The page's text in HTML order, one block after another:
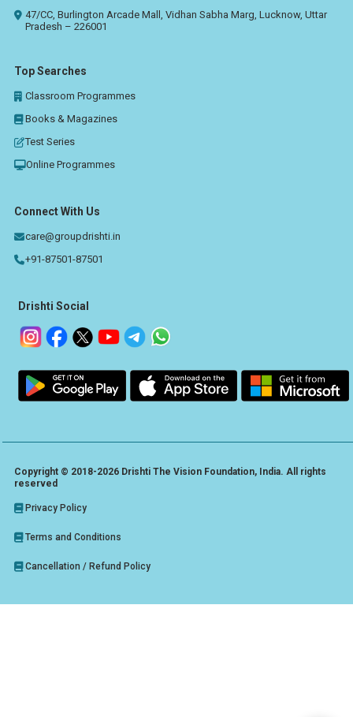
47/CC, Burlington Arcade Mall, Vidhan Sabha Marg, Lucknow, Uttar
Pradesh – 226001
Top Searches
Classroom Programmes
Books & Magazines
Test Series
Online Programmes
Connect With Us
care@groupdrishti.in
+91-87501-87501
Drishti Social
Copyright © 2018-2026 Drishti The Vision Foundation, India. All rights
reserved
Privacy Policy
Terms and Conditions
Cancellation / Refund Policy